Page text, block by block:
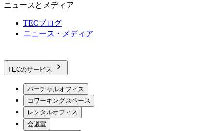
ニュースとメディア
TECブログ
ニュース・メディア
TECのサービス
バーチャルオフィス
コワーキングスペース
レンタルオフィス
会議室